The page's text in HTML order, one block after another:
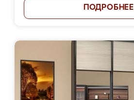
ПОДРОБНЕЕ